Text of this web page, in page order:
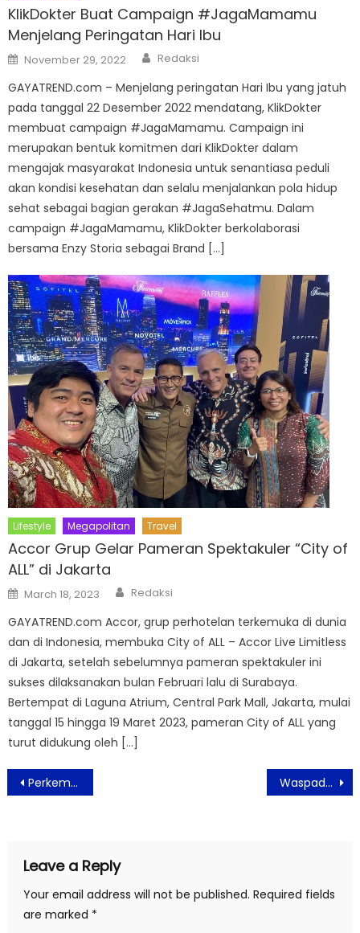
KlikDokter Buat Campaign #JagaMamamu
Menjelang Peringatan Hari Ibu
Posted
on
November 29, 2022 Author
Redaksi
GAYATREND.com – Menjelang peringatan Hari Ibu yang jatuh
pada tanggal 22 Desember 2022 mendatang, KlikDokter
membuat campaign #JagaMamamu. Campaign ini
merupakan bentuk komitmen dari KlikDokter dalam
mengajak masyarakat Indonesia untuk senantiasa peduli
akan kondisi kesehatan dan selalu menjalankan pola hidup
sehat sebagai bagian gerakan #JagaSehatmu. Dalam
campaign #JagaMamamu, KlikDokter berkolaborasi
bersama Enzy Storia sebagai Brand […]
Lifestyle Megapolitan Travel
Accor Grup Gelar Pameran Spektakuler “City of
ALL” di Jakarta
Posted
on
March 18, 2023 Author
Redaksi
GAYATREND.com Accor, grup perhotelan terkemuka di dunia
dan di Indonesia, membuka City of ALL – Accor Live Limitless
di Jakarta, setelah sebelumnya pameran spektakuler ini
sukses dilaksanakan bulan Februari lalu di Surabaya.
Bertempat di Laguna Atrium, Central Park Mall, Jakarta, mulai
tanggal 15 hingga 19 Maret 2023, pameran City of ALL yang
turut didukung oleh […]
Post
navigation
Perkembangan Teknologi Digital Percepat Tingkatkan Potensi dan Minat Anak Waspadai Penyakit Saat Musim Pancaroba
Leave a Reply
Your email address will not be published. Required fields
are marked *